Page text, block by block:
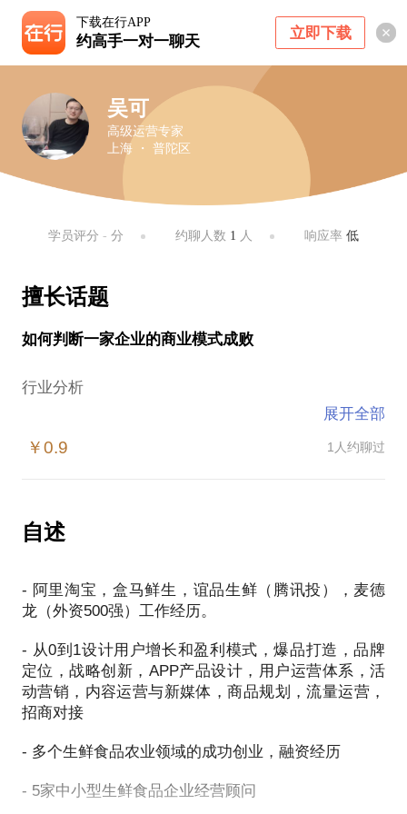
下载在行APP
约高手一对一聊天 立即下载
吴可
高级运营专家
上海 ・ 普陀区
学员评分 - 分 约聊人数 1 人 响应率低
擅长话题
如何判断一家企业的商业模式成败
行业分析
展开全部
￥0.9 1人约聊过
自述
- 阿里淘宝，盒马鲜生，谊品生鲜（腾讯投），麦德
龙（外资500强）工作经历。
- 从0到1设计用户增长和盈利模式，爆品打造，品牌
定位，战略创新，APP产品设计，用户运营体系，活
动营销，内容运营与新媒体，商品规划，流量运营，
招商对接
- 多个生鲜食品农业领域的成功创业，融资经历
- 5家中小型生鲜食品企业经营顾问